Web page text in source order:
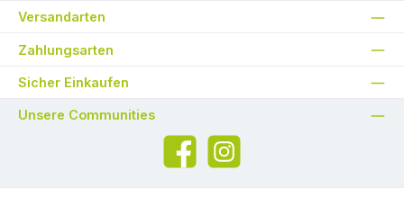
Versandarten
Zahlungsarten
Sicher Einkaufen
Unsere Communities
FacebookInstagram